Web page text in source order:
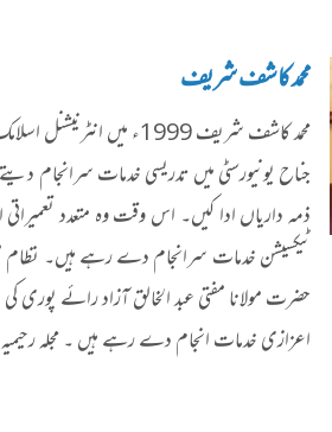
محمد کاشف شریف
ذمہ داریاں ادا کیں۔ اس وقت وہ متعدد تعمیراتی
ٹیکسیشن خدمات سرانجام دے رہے ہیں۔ نظام
حضرت مولانا مفتی عبد الخالق آزاد رائے پوری کی
اعزازی خدمات انجام دے رہے ہیں ۔ مجلہ